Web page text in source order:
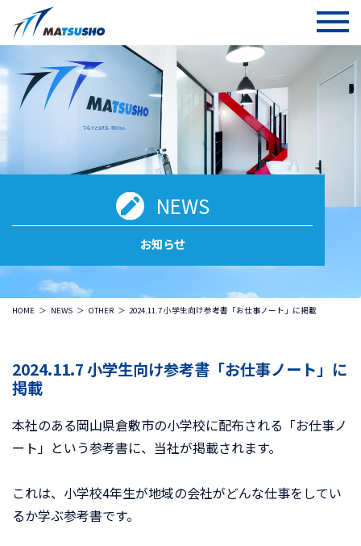
NEWS
お知らせ
HOME NEWS OTHER 2024.11.7 小学生向け参考書「お仕事ノート」に掲載
2024.11.7 小学生向け参考書「お仕事ノート」に
掲載
本社のある岡山県倉敷市の小学校に配布される「お仕事ノ
ート」という参考書に、当社が掲載されます。
これは、小学校4年生が地域の会社がどんな仕事をしてい
るか学ぶ参考書です。